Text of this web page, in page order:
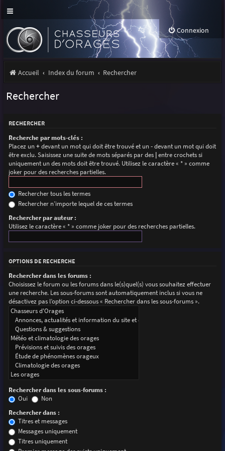
Connexion
Accueil Index du forum Rechercher
Rechercher
RECHERCHER
Recherche par mots-clés :
Placez un+devant un mot qui doit être trouvé et un-devant un mot qui doit
être exclu. Saisissez une suite de mots séparés par des |entre crochets si
uniquement un des mots doit être trouvé. Utilisez le caractère « * » comme
joker pour des recherches partielles.
Rechercher tous les termes
Rechercher n’importe lequel de ces termes
Rechercher par auteur :
Utilisez le caractère « * » comme joker pour des recherches partielles.
OPTIONS DE RECHERCHE
Rechercher dans les forums :
Choisissez le forum ou les forums dans le(s)quel(s) vous souhaitez effectuer
une recherche. Les sous-forums sont automatiquement inclus si vous ne
désactivez pas l’option ci-dessous « Rechercher dans les sous-forums ».
Rechercher dans les sous-forums :
Oui
Non
Rechercher dans :
Titres et messages
Messages uniquement
Titres uniquement